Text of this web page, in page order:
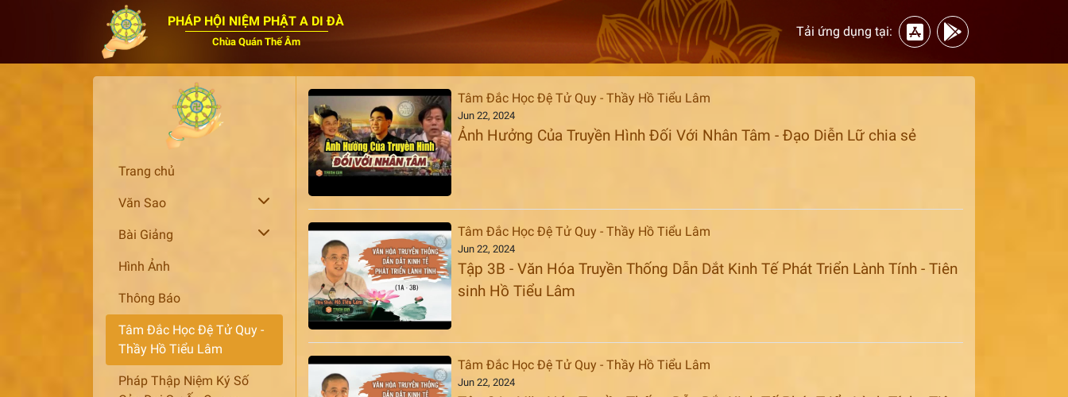
PHÁP HỘI NIỆM PHẬT A DI ĐÀ
Chùa Quán Thế Âm
Tải ứng dụng tại:
Trang chủ
Văn Sao
Bài Giảng
Hình Ảnh
Thông Báo
Tâm Đắc Học Đệ Tử Quy -
Thầy Hồ Tiểu Lâm
Pháp Thập Niệm Ký Số
Tâm Đắc Học Đệ Tử Quy - Thầy Hồ Tiểu Lâm
Jun 22, 2024
Ảnh Hưởng Của Truyền Hình Đối Với Nhân Tâm - Đạo Diễn Lữ chia sẻ
Tâm Đắc Học Đệ Tử Quy - Thầy Hồ Tiểu Lâm
Jun 22, 2024
Tập 3B - Văn Hóa Truyền Thống Dẫn Dắt Kinh Tế Phát Triển Lành Tính - Tiên
sinh Hồ Tiểu Lâm
Tâm Đắc Học Đệ Tử Quy - Thầy Hồ Tiểu Lâm
Jun 22, 2024